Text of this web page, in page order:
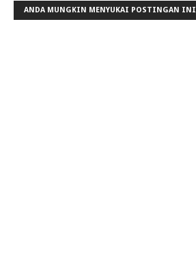
ANDA MUNGKIN MENYUKAI POSTINGAN INI